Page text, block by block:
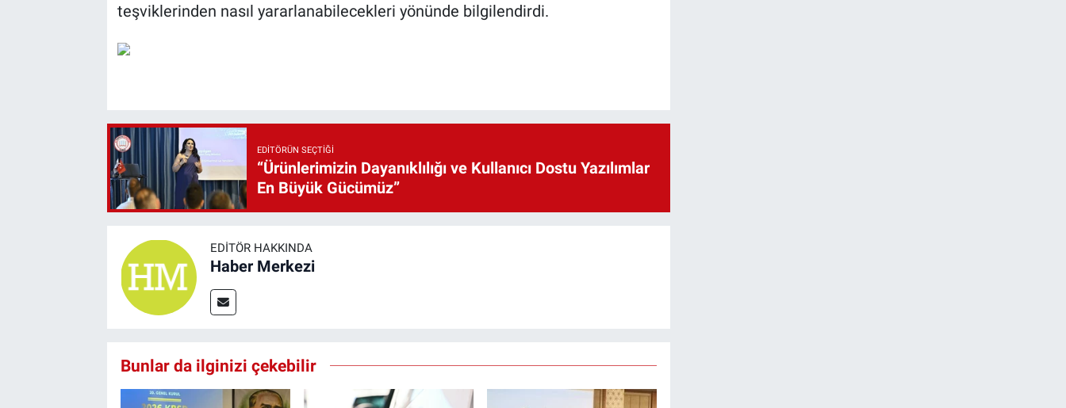
teşviklerinden nasıl yararlanabilecekleri yönünde bilgilendirdi.
EDITÖRÜN SEÇTIĞI
“Ürünlerimizin Dayanıklılığı ve Kullanıcı Dostu Yazılımlar
En Büyük Gücümüz”
EDITÖR HAKKINDA
Haber Merkezi
Bunlar da ilginizi çekebilir